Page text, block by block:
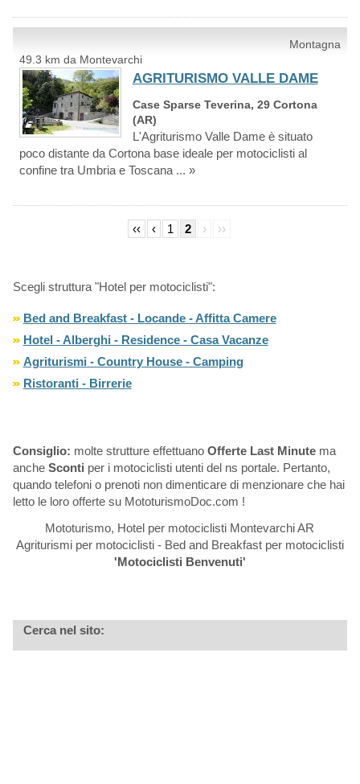
Montagna
49.3 km da Montevarchi
AGRITURISMO VALLE DAME
Case Sparse Teverina, 29 Cortona
(AR)
L'Agriturismo Valle Dame è situato
poco distante da Cortona base ideale per motociclisti al
confine tra Umbria e Toscana ... »
‹‹ ‹ 1 2 › ››
Scegli struttura "Hotel per motociclisti":
Bed and Breakfast - Locande - Affitta Camere
Hotel - Alberghi - Residence - Casa Vacanze
Agriturismi - Country House - Camping
Ristoranti - Birrerie
Consiglio: molte strutture effettuano Offerte Last Minutema
anche Sconti per i motociclisti utenti del ns portale. Pertanto,
quando telefoni o prenoti non dimenticare di menzionare che hai
letto le loro offerte su MototurismoDoc.com !
Mototurismo, Hotel per motociclisti Montevarchi AR
Agriturismi per motociclisti - Bed and Breakfast per motociclisti
'Motociclisti Benvenuti'
Cerca nel sito: